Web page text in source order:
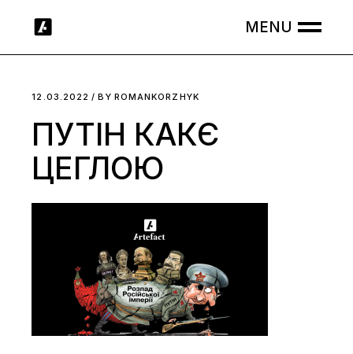
12.03.2022 BY ROMANKORZHYK
ПУТІН КАКЄ
ЦЕГЛОЮ